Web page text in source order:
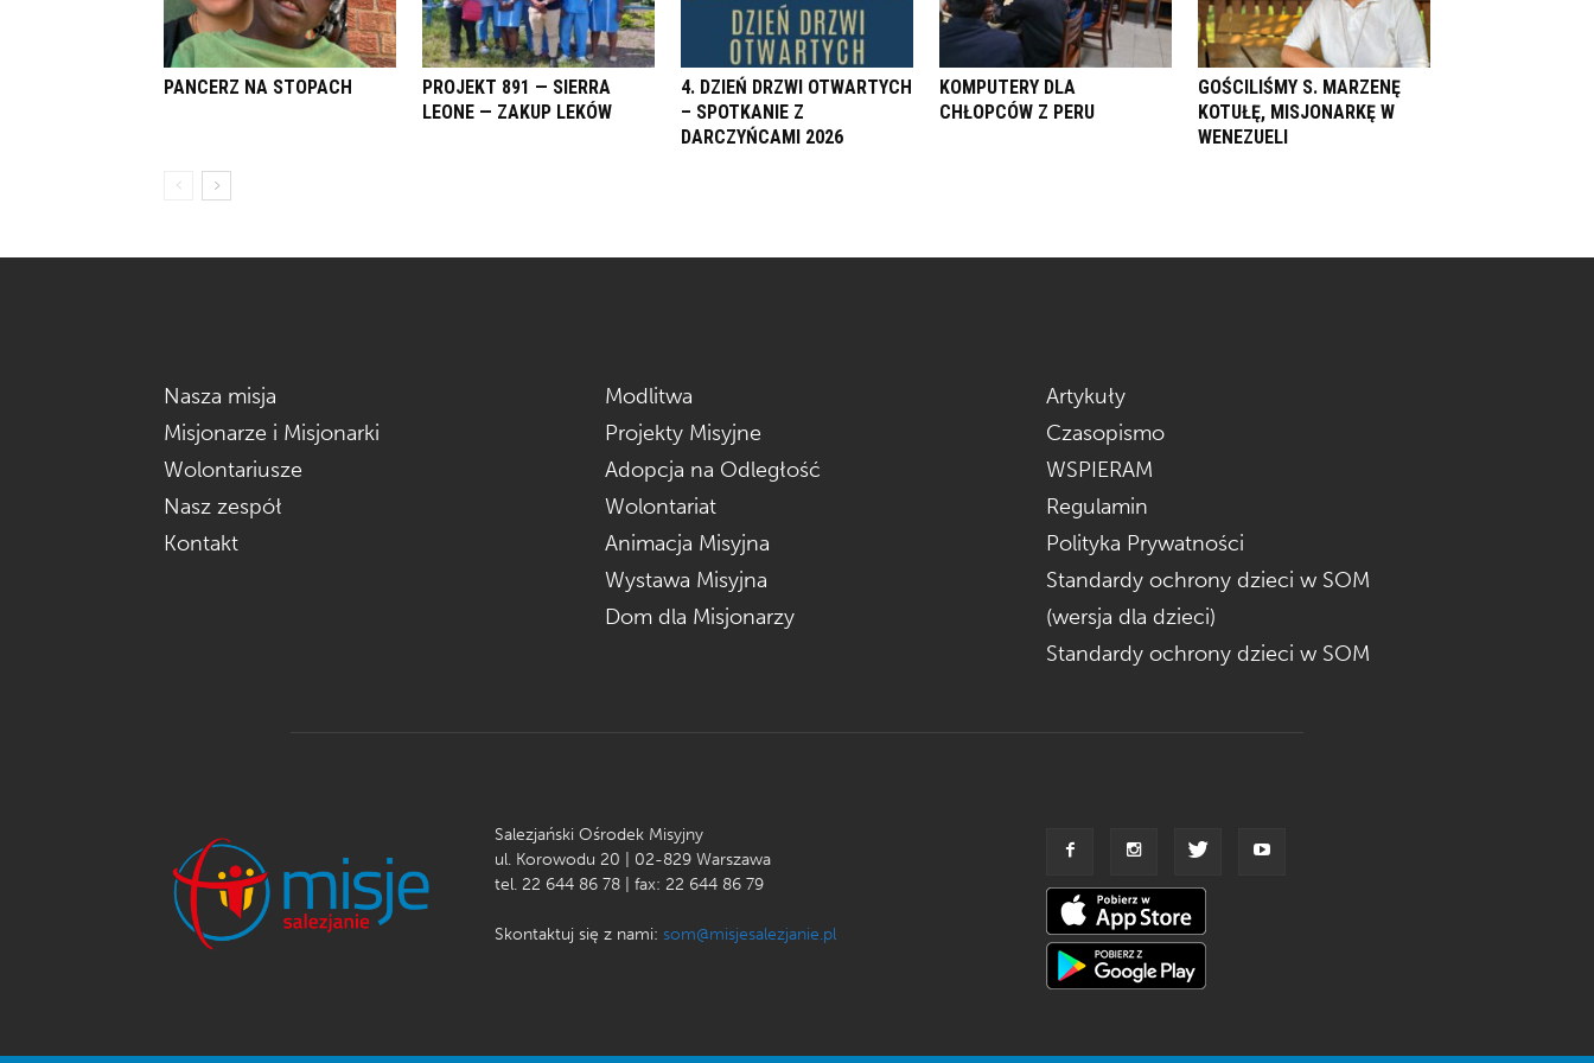
PANCERZ NA STOPACH
PROJEKT 891 — SIERRA
LEONE — ZAKUP LEKÓW
4. DZIEŃ DRZWI OTWARTYCH
– SPOTKANIE Z
DARCZYŃCAMI 2026
KOMPUTERY DLA
CHŁOPCÓW Z PERU
GOŚCILIŚMY S. MARZENĘ
KOTUŁĘ, MISJONARKĘ W
WENEZUELI
Nasza misja
Misjonarze i Misjonarki
Wolontariusze
Nasz zespół
Kontakt
Modlitwa
Projekty Misyjne
Adopcja na Odległość
Wolontariat
Animacja Misyjna
Wystawa Misyjna
Dom dla Misjonarzy
Artykuły
Czasopismo
WSPIERAM
Regulamin
Polityka Prywatności
Standardy ochrony dzieci w SOM
(wersja dla dzieci)
Standardy ochrony dzieci w SOM
Salezjański Ośrodek Misyjny
ul. Korowodu 20 | 02-829 Warszawa
tel. 22 644 86 78 | fax: 22 644 86 79
Skontaktuj się z nami: som@misjesalezjanie.pl